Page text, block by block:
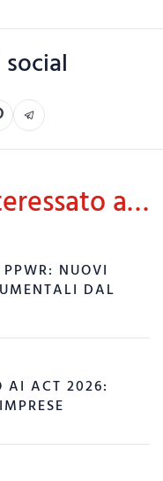
a…
NUOVI
DAL
AI ACT 2026: